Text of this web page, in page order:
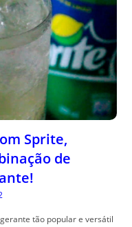
Sprite,
de
tão popular e versátil